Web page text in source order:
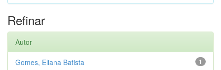
Refinar
Autor
1
Gomes, Eliana Batista